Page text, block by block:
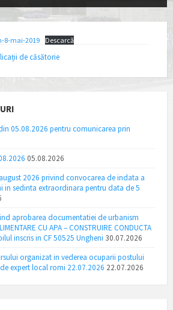
8-mai-2019 Descarcă
de căsătorie
05.08.2026 pentru comunicarea prin
05.08.2026
2026 privind convocarea de indata a
in sedinta extraordinara pentru data de 5
aprobarea documentatiei de urbanism
CU APA – CONSTRUIRE CONDUCTA
inscris in CF 50525 Ungheni 30.07.2026
organizat in vederea ocuparii postului
expert local romi 22.07.2026 22.07.2026